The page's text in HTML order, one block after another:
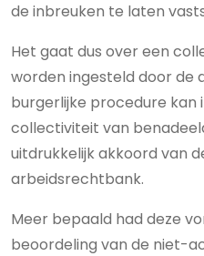
de inbreuken te laten
Het gaat dus over een
worden ingesteld door de
burgerlijke procedure kan
collectiviteit van
uitdrukkelijk akkoord van
arbeidsrechtbank.
Meer bepaald had deze
beoordeling van de niet-